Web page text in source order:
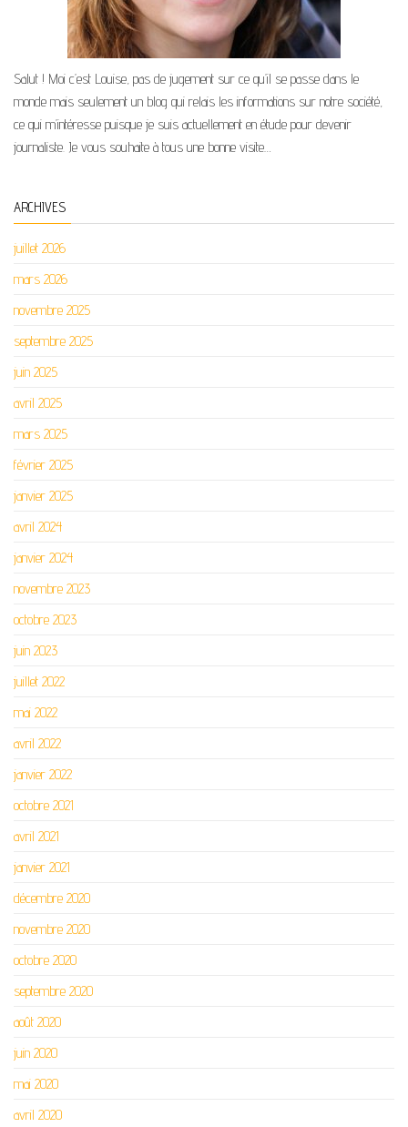
Salut ! Moi c’est Louise, pas de jugement sur ce qu’il se passe dans le
monde mais seulement un blog qui relais les informations sur notre société,
ce qui m’intéresse puisque je suis actuellement en étude pour devenir
journaliste. Je vous souhaite à tous une bonne visite…
ARCHIVES
juillet 2026
mars 2026
novembre 2025
septembre 2025
juin 2025
avril 2025
mars 2025
février 2025
janvier 2025
avril 2024
janvier 2024
novembre 2023
octobre 2023
juin 2023
juillet 2022
mai 2022
avril 2022
janvier 2022
octobre 2021
avril 2021
janvier 2021
décembre 2020
novembre 2020
octobre 2020
septembre 2020
août 2020
juin 2020
mai 2020
avril 2020